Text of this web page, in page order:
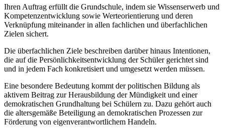
Ihren Auftrag erfüllt die Grundschule, indem sie Wissenserwerb und
Kompetenzentwicklung sowie Werteorientierung und deren
Verknüpfung miteinander in allen fachlichen und überfachlichen
Zielen sichert.
Die überfachlichen Ziele beschreiben darüber hinaus Intentionen,
die auf die Persönlichkeitsentwicklung der Schüler gerichtet sind
und in jedem Fach konkretisiert und umgesetzt werden müssen.
Eine besondere Bedeutung kommt der politischen Bildung als
aktivem Beitrag zur Herausbildung der Mündigkeit und einer
demokratischen Grundhaltung bei Schülern zu. Dazu gehört auch
die altersgemäße Beteiligung an demokratischen Prozessen zur
Förderung von eigenverantwortlichem Handeln.